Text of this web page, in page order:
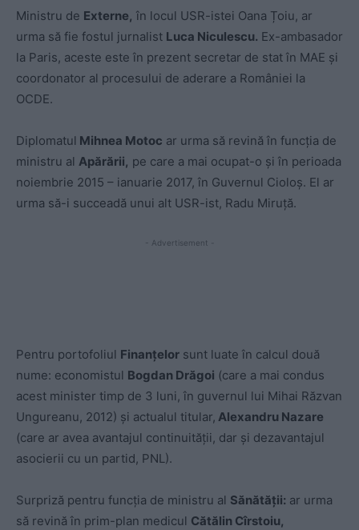
Ministru de Externe, în locul USR-istei Oana Țoiu, ar
urma să fie fostul jurnalist Luca Niculescu. Ex-ambasador
la Paris, aceste este în prezent secretar de stat în MAE și
coordonator al procesului de aderare a României la
OCDE.
Diplomatul Mihnea Motoc ar urma să revină în funcția de
ministru al Apărării, pe care a mai ocupat-o și în perioada
noiembrie 2015 – ianuarie 2017, în Guvernul Cioloș. El ar
urma să-i succeadă unui alt USR-ist, Radu Miruță.
- Advertisement -
Pentru portofoliul Finanțelor sunt luate în calcul două
nume: economistul Bogdan Drăgoi (care a mai condus
acest minister timp de 3 luni, în guvernul lui Mihai Răzvan
Ungureanu, 2012) și actualul titular, Alexandru Nazare
(care ar avea avantajul continuității, dar și dezavantajul
asocierii cu un partid, PNL).
Surpriză pentru funcția de ministru al Sănătății: ar urma
să revină în prim-plan medicul Cătălin Cîrstoiu,